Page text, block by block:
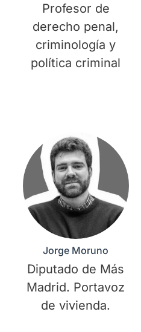
Profesor de
derecho penal,
criminología y
política criminal
Jorge Moruno
Diputado de Más
Madrid. Portavoz
de vivienda.